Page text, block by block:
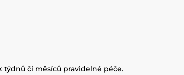
týdnů či měsíců pravidelné péče.